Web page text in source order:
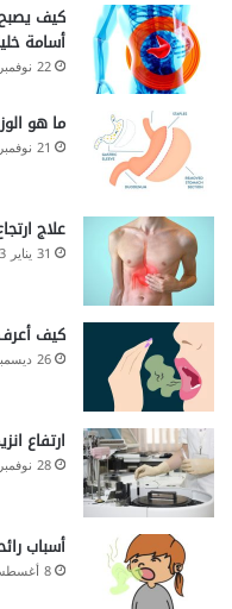
كيف
أسامة
22 نوفمبر 2023
ما هو
21 نوفمبر 2023
علاج
31 يناير 2023
كيف
26 ديسمبر 2022
ارتفاع
28 نوفمبر 2022
أسباب
8 أغسطس 2022